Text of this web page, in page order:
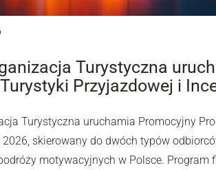
Turystyczna
Przyjazdowej i
Turystyczna uruchamia Promocyjny
2026, skierowany do dwóch typów
motywacyjnych w Polsce.